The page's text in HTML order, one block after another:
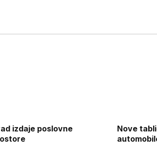
izdaje poslovne
Nove